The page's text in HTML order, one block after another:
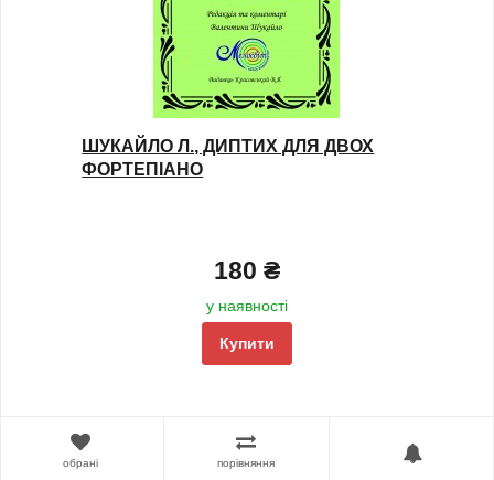
ШУКАЙЛО Л., ДИПТИХ ДЛЯ ДВОХ
ФОРТЕПІАНО
180 ₴
у наявності
Купити
обрані порівняння